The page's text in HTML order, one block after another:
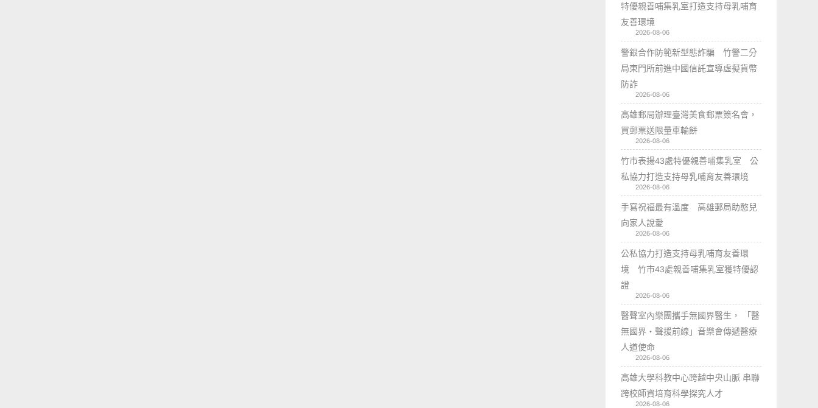
特優親善哺集乳室打造支持母乳哺育
友善環境
2026-08-06
警銀合作防範新型態詐騙 竹警二分
局東門所前進中國信託宣導虛擬貨幣
防詐
2026-08-06
高雄郵局辦理臺灣美食郵票簽名會，
買郵票送限量車輪餅
2026-08-06
竹市表揚43處特優親善哺集乳室 公
私協力打造支持母乳哺育友善環境
2026-08-06
手寫祝福最有溫度 高雄郵局助憨兒
向家人說愛
2026-08-06
公私協力打造支持母乳哺育友善環
境 竹市43處親善哺集乳室獲特優認
證
2026-08-06
醫聲室內樂團攜手無國界醫生， 「醫
無國界・聲援前線」音樂會傳遞醫療
人道使命
2026-08-06
高雄大學科教中心跨越中央山脈 串聯
跨校師資培育科學探究人才
2026-08-06